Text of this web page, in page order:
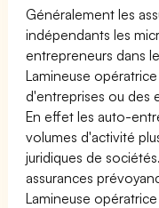
Généralement les
indépendants les
entrepreneurs dans
Lamineuse
d'entreprises ou des
En effet les auto-
volumes d'activité
juridiques de
assurances
Lamineuse